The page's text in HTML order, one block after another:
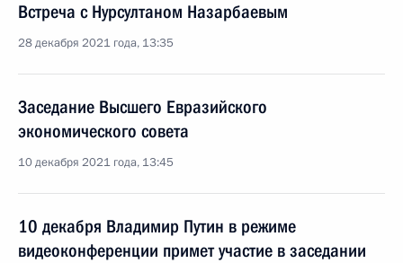
Встреча с Нурсултаном Назарбаевым
28 декабря 2021 года, 13:35
Заседание Высшего Евразийского
экономического совета
10 декабря 2021 года, 13:45
10 декабря Владимир Путин в режиме
видеоконференции примет участие в заседании